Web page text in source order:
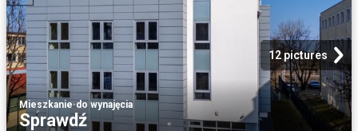
12 pictures
Mieszkanie·do wynajęcia
Sprawdź